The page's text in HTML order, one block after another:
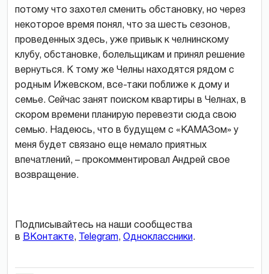
потому что захотел сменить обстановку, но через
некоторое время понял, что за шесть сезонов,
проведенных здесь, уже привык к челнинскому
клубу, обстановке, болельщикам и принял решение
вернуться. К тому же Челны находятся рядом с
родным Ижевском, все-таки поближе к дому и
семье. Сейчас занят поиском квартиры в Челнах, в
скором времени планирую перевезти сюда свою
семью. Надеюсь, что в будущем с «КАМАЗом» у
меня будет связано еще немало приятных
впечатлений, – прокомментировал Андрей свое
возвращение.
Подписывайтесь на наши сообщества
в ВКонтакте, Telegram, Одноклассники.